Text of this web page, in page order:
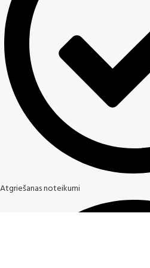
Atgriešanas noteikumi